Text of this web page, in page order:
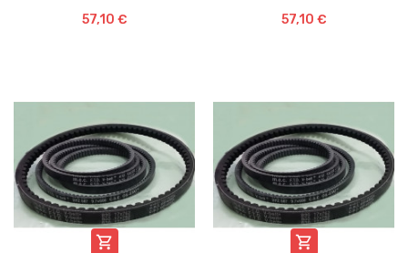
57,10 € 57,10 €
 